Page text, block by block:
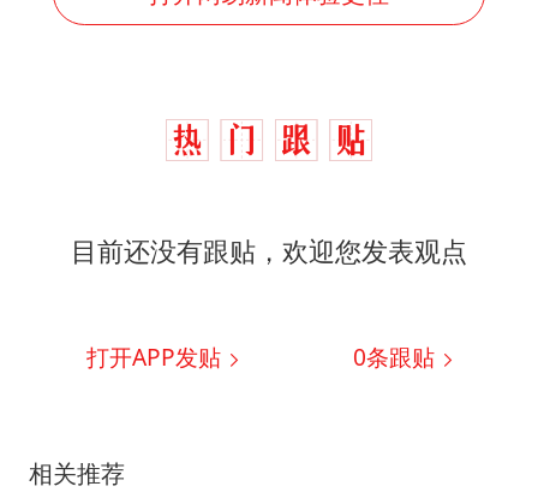
目前还没有跟贴，欢迎您发表观点
打开APP发贴 0条跟贴
相关推荐